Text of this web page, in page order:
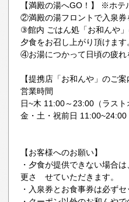
【満殿の湯へGO！】 ※ホ
②満殿の湯フロントで入泉券
③館内 ごはん処「お和んや」
夕食をお召し上がり頂けます
④お湯につかって日頃の疲れ
【提携店「お和んや」のご案
営業時間
日~木 11:00～23:00（ラスト
金・土・祝前日 11:00~24:00
【お客様へのお願い】
・夕食が提供できない場合
更さ せていただきます。
・入泉券とお食事券は必ず